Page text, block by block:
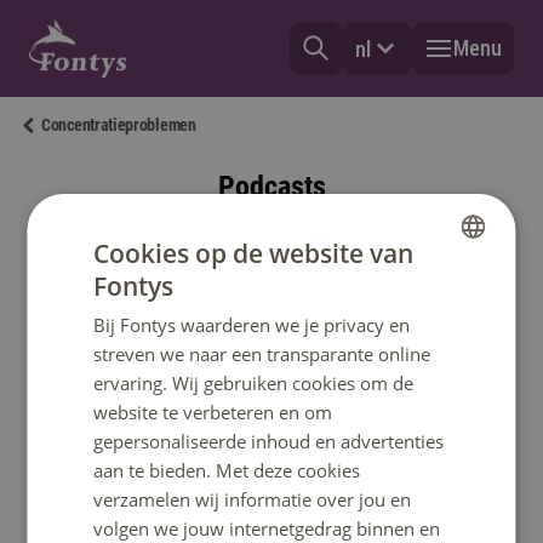
nl Menu
Concentratieproblemen
Podcasts
Podcasts over omgaan met
concentratieproblemen
Wat haalt jou uit je concentratie? Misschien zijn
Cookies op de website van
Fontys
Bij Fontys waarderen we je privacy en
streven we naar een transparante online
ervaring. Wij gebruiken cookies om de
website te verbeteren en om
gepersonaliseerde inhoud en advertenties
aan te bieden. Met deze cookies
verzamelen wij informatie over jou en
volgen we jouw internetgedrag binnen en